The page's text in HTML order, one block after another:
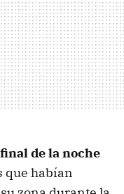
de la noche
que habían